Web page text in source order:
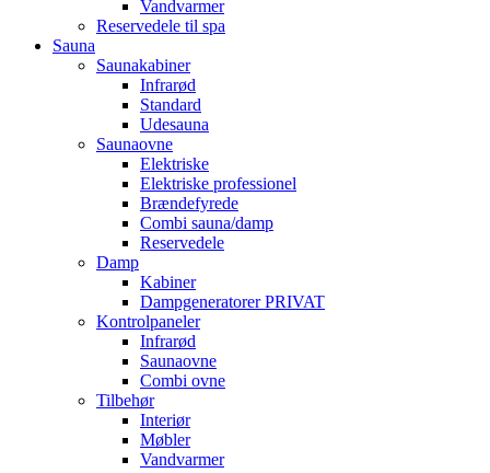
Vandvarmer
Reservedele til spa
Sauna
Saunakabiner
Infrarød
Standard
Udesauna
Saunaovne
Elektriske
Elektriske professionel
Brændefyrede
Combi sauna/damp
Reservedele
Damp
Kabiner
Dampgeneratorer PRIVAT
Kontrolpaneler
Infrarød
Saunaovne
Combi ovne
Tilbehør
Interiør
Møbler
Vandvarmer